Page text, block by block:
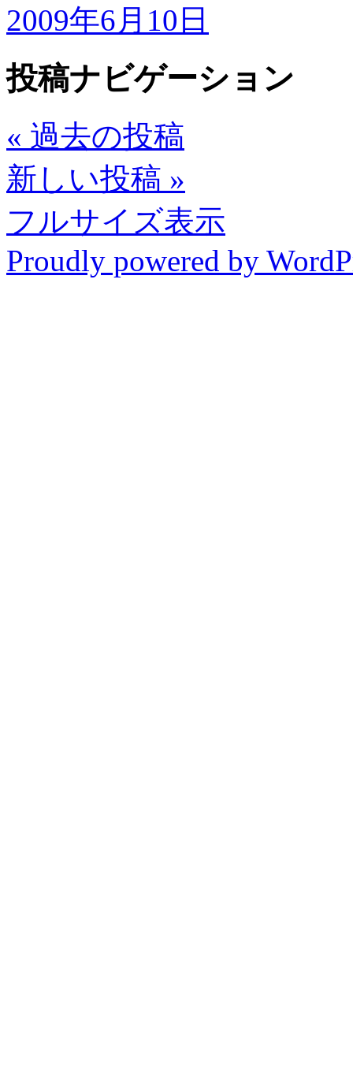
2009年6月10日
投稿ナビゲーション
« 過去の投稿
新しい投稿 »
フルサイズ表示
Proudly powered by